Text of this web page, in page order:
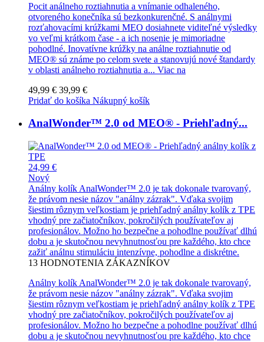
Pocit análneho roztiahnutia a vnímanie odhaleného,
otvoreného konečníka sú bezkonkurenčné. S análnymi
rozťahovacími krúžkami MEO dosiahnete viditeľné výsledky
vo veľmi krátkom čase - a ich nosenie je mimoriadne
pohodlné. Inovatívne krúžky na análne roztiahnutie od
MEO® sú známe po celom svete a stanovujú nové štandardy
v oblasti análneho roztiahnutia a... Viac na
49,99 € 39,99 €
Pridať do košíka Nákupný košík
AnalWonder™ 2.0 od MEO® - Priehľadný...
24,99 €
Nový
Análny kolík AnalWonder™ 2.0 je tak dokonale tvarovaný,
že právom nesie názov "análny zázrak". Vďaka svojim
šiestim rôznym veľkostiam je priehľadný análny kolík z TPE
vhodný pre začiatočníkov, pokročilých používateľov aj
profesionálov. Možno ho bezpečne a pohodlne používať dlhú
dobu a je skutočnou nevyhnutnosťou pre každého, kto chce
zažiť análnu stimuláciu intenzívne, pohodlne a diskrétne.
13 HODNOTENIA ZÁKAZNÍKOV
Análny kolík AnalWonder™ 2.0 je tak dokonale tvarovaný,
že právom nesie názov "análny zázrak". Vďaka svojim
šiestim rôznym veľkostiam je priehľadný análny kolík z TPE
vhodný pre začiatočníkov, pokročilých používateľov aj
profesionálov. Možno ho bezpečne a pohodlne používať dlhú
dobu a je skutočnou nevyhnutnosťou pre každého, kto chce